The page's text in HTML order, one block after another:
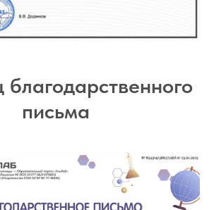
письма